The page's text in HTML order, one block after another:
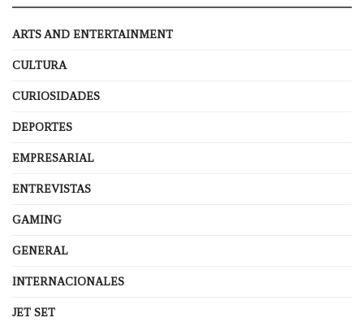
ARTS AND ENTERTAINMENT
CULTURA
CURIOSIDADES
DEPORTES
EMPRESARIAL
ENTREVISTAS
GAMING
GENERAL
INTERNACIONALES
JET SET